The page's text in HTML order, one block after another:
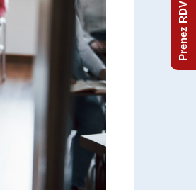
Prenez RDV